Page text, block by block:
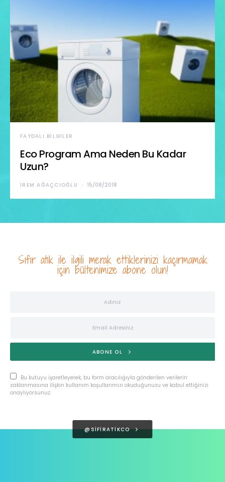
FAYDALI BILGILER
Eco Program Ama Neden Bu Kadar
Uzun?
İREM AĞAÇCIOĞLU 15/08/2018
Sıfır atık ile ilgili merak ettiklerinizi kaçırmamak
için bültenimize abone olun!
ABONE OL
Bu kutuyu işaretleyerek, bu form aracılığıyla gönderilen verilerin
saklanmasına ilişkin kullanım koşullarımızı okuduğunuzu ve kabul ettiğinizi
onaylıyorsunuz.
@SIFIRATIKCO